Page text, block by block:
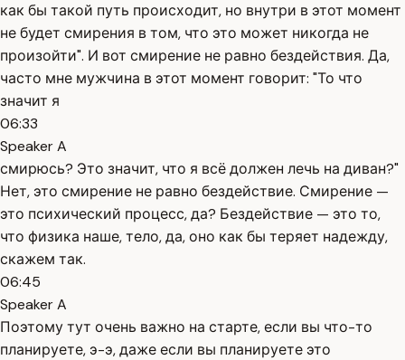
как бы такой путь происходит, но внутри в этот момент
не будет смирения в том, что это может никогда не
произойти". И вот смирение не равно бездействия. Да,
часто мне мужчина в этот момент говорит: "То что
значит я
06:33
Speaker A
смирюсь? Это значит, что я всё должен лечь на диван?"
Нет, это смирение не равно бездействие. Смирение —
это психический процесс, да? Бездействие — это то,
что физика наше, тело, да, оно как бы теряет надежду,
скажем так.
06:45
Speaker A
Поэтому тут очень важно на старте, если вы что-то
планируете, э-э, даже если вы планируете это